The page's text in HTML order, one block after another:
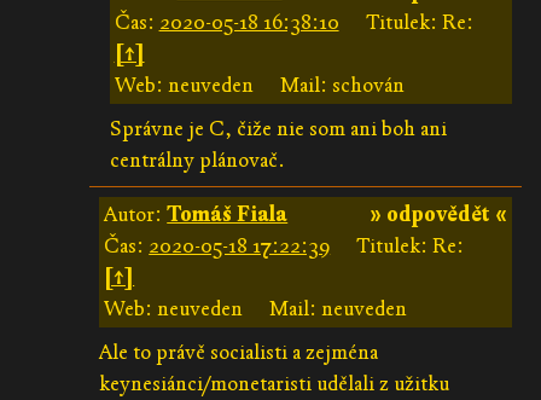
Čas: 2020-05-18 16:38:10
Titulek: Re:
[↑]
Web: neuveden
Mail: schován
Správne je C, čiže nie som ani boh ani
centrálny plánovač.
» odpovědět «
Autor:Tomáš Fiala
Čas: 2020-05-18 17:22:39
Titulek: Re:
[↑]
Web: neuveden
Mail: neuveden
Ale to právě socialisti a zejména
keynesiánci/monetaristi udělali z užitku